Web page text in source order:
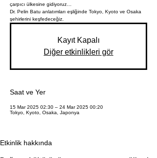
çarpıcı ülkesine gidiyoruz…
Dr. Pelin Batu anlatımları eşliğinde Tokyo, Kyoto ve Osaka
şehirlerini keşfedeceğiz.
Kayıt Kapalı
Diğer etkinlikleri gör
Saat ve Yer
15 Mar 2025 02:30 – 24 Mar 2025 00:20
Tokyo, Kyoto, Osaka, Japonya
Etkinlik hakkında